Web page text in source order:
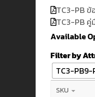
TC3-PB ข้
TC3-PB คู่
Available
Filter by
TC3-PB9-
SKU